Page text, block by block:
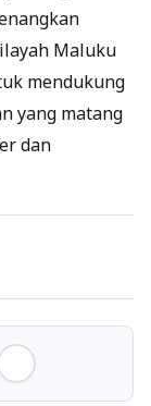
Maluku
mendukung
yang matang
dan